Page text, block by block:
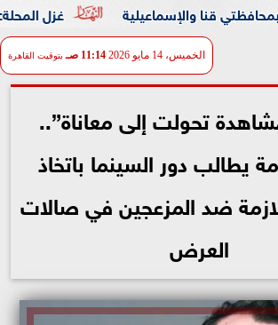
غزل المحلة: طلبنا 50 مليون لبيع محمود صلاح إلى الأهلي.. ونمتلك عروض خارجية للاعب والإسماعيلية
الخميس، 14 مايو 2026 11:14 صـ بتوقيت القاهرة
تحولت إلى معاناة”..
يطالب دور السينما باتخاذ
ضد المزعجين في صالات
العرض